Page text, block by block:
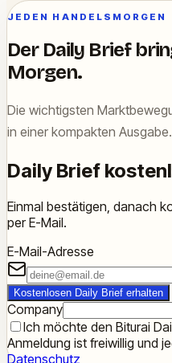
JEDEN HANDELSMORGEN
Der Daily Brief
Morgen.
Die wichtigsten
in einer kompakten Ausgabe.
Daily Brief
Einmal bestätigen, danach
per E-Mail.
E-Mail-Adresse
Kostenlosen Daily Brief erhalten
Company
Ich möchte den Biturai
Anmeldung ist freiwillig und
Datenschutz